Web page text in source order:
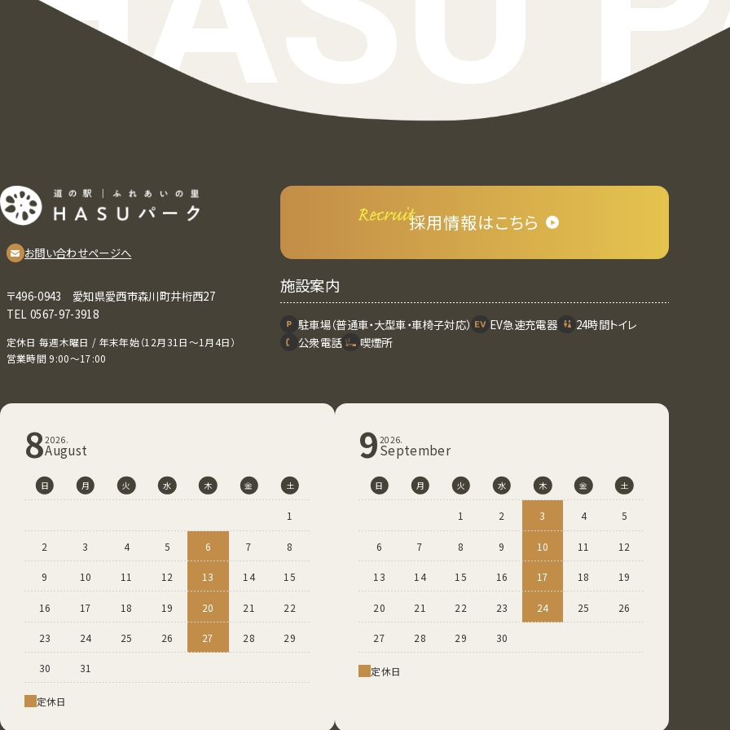
お問い合わせページへ
〒496-0943 愛知県愛⻄市森川町井桁⻄27
TEL 0567-97-3918
定休⽇ 毎週⽊曜⽇ / 年末年始（12月31日～1月4日）
営業時間 9:00〜17:00
採⽤情報はこちら
施設案内
駐⾞場（普通車・大型車・車椅子対応） EV急速充電器
24時間トイレ
公衆電話
喫煙所
82026.
August
日 月 火 水 木 金 土
1
2 3 4 5 6 7 8
9 10 11 12 13 14 15
16 17 18 19 20 21 22
23 24 25 26 27 28 29
30 31
定休⽇
9 2026.
September
日 月 火 水 木 金 土
1 2 3 4 5
6 7 8 9 10 11 12
13 14 15 16 17 18 19
20 21 22 23 24 25 26
27 28 29 30
定休⽇